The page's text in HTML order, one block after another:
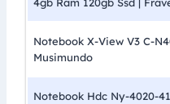
4gb Ram 120gb Ssd |
Notebook X-View V3 C-
Musimundo
Notebook Hdc Ny-4020-